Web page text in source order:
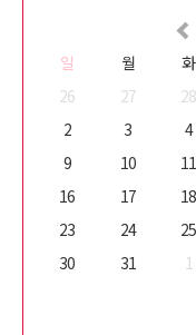
일 월 화
26
27 28
2
3 4
9
10 11
16
17 18
23
24 25
30
31 1